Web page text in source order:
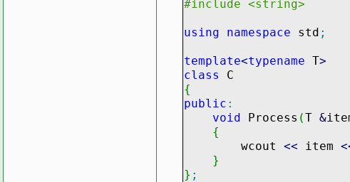
#include <string>
using namespace std ;
template<typename T>
class
C
{
public :
void Process (T &
{
wcout << item
}
} ;